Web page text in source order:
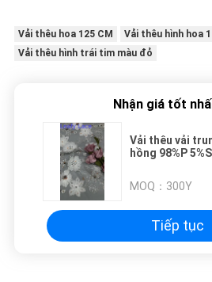
Vải thêu hoa 125 CM
Vải thêu hình hoa
Vải thêu hình trái tim màu đỏ
Nhận giá tốt
Vải thêu vải
hồng 98%P
MOQ： 300Y
Tiếp tục